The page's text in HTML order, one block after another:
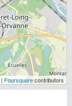
| Foursquarecontributors